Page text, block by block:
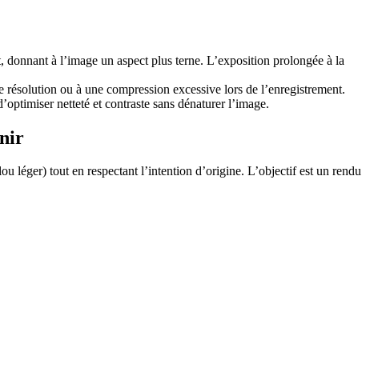
à l’image un aspect plus terne. L’exposition prolongée à la
ou à une compression excessive lors de l’enregistrement.
netteté et contraste sans dénaturer l’image.
léger) tout en respectant l’intention d’origine. L’objectif est un rendu